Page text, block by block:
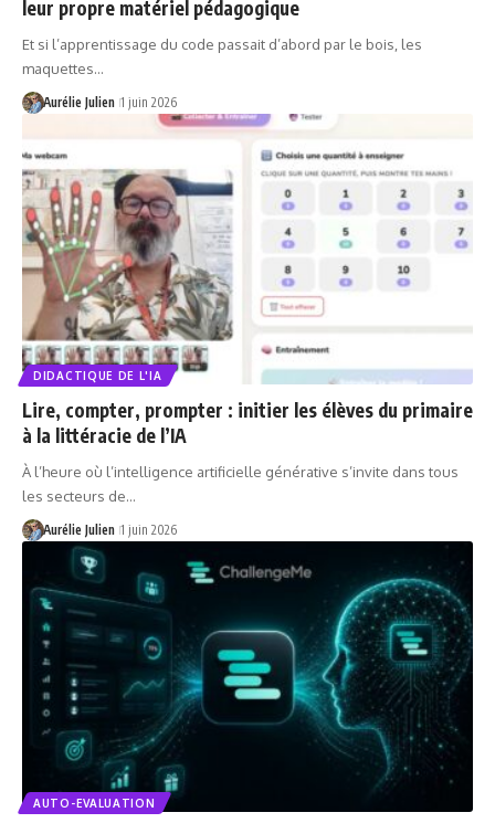
leur propre matériel pédagogique
Et si l’apprentissage du code passait d’abord par le bois, les
maquettes…
Aurélie Julien 1 juin 2026
DIDACTIQUE DE L'IA
Lire, compter, prompter : initier les élèves du primaire
à la littéracie de l’IA
À l’heure où l’intelligence artificielle générative s’invite dans tous
les secteurs de…
Aurélie Julien 1 juin 2026
AUTO-EVALUATION